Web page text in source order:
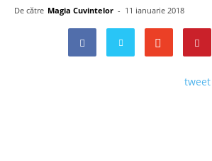
De către Magia Cuvintelor - 11 ianuarie 2018
tweet